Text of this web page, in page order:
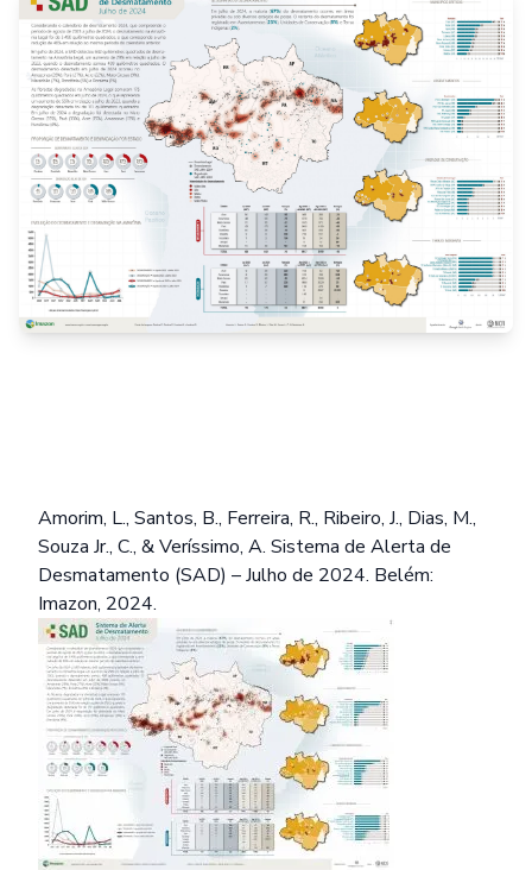
Amorim, L., Santos, B., Ferreira, R., Ribeiro, J., Dias, M.,
Souza Jr., C., & Veríssimo, A. Sistema de Alerta de
Desmatamento (SAD) – Julho de 2024. Belém:
Imazon, 2024.